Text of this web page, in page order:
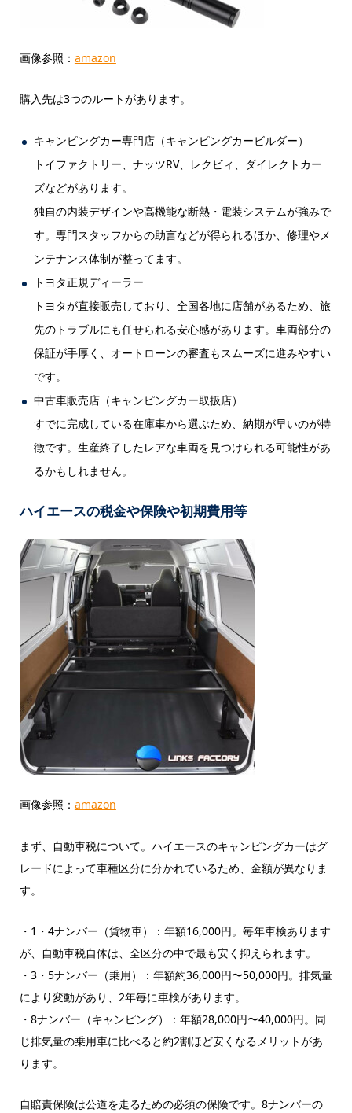
画像参照： amazon
購入先は3つのルートがあります。
キャンピングカー専門店（キャンピングカービルダー）
トイファクトリー、ナッツRV、レクビィ、ダイレクトカー
ズなどがあります。
独自の内装デザインや高機能な断熱・電装システムが強みで
す。専門スタッフからの助言などが得られるほか、修理やメ
ンテナンス体制が整ってます。
トヨタ正規ディーラー
トヨタが直接販売しており、全国各地に店舗があるため、旅
先のトラブルにも任せられる安心感があります。車両部分の
保証が手厚く、オートローンの審査もスムーズに進みやすい
です。
中古車販売店（キャンピングカー取扱店）
すでに完成している在庫車から選ぶため、納期が早いのが特
徴です。生産終了したレアな車両を見つけられる可能性があ
るかもしれません。
ハイエースの税金や保険や初期費用等
画像参照： amazon
まず、自動車税について。ハイエースのキャンピングカーはグ
レードによって車種区分に分かれているため、金額が異なりま
す。
・1・4ナンバー（貨物車）：年額16,000円。毎年車検あります
が、自動車税自体は、全区分の中で最も安く抑えられます。
・3・5ナンバー（乗用）：年額約36,000円〜50,000円。排気量
により変動があり、2年毎に車検があります。
・8ナンバー（キャンピング）：年額28,000円〜40,000円。同
じ排気量の乗用車に比べると約2割ほど安くなるメリットがあ
ります。
自賠責保険は公道を走るための必須の保険です。8ナンバーの